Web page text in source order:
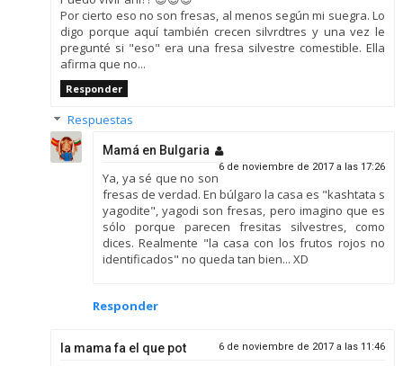
Por cierto eso no son fresas, al menos según mi suegra. Lo
digo porque aquí también crecen silvrdtres y una vez le
pregunté si "eso" era una fresa silvestre comestible. Ella
afirma que no...
Responder
Respuestas
Mamá en Bulgaria
6 de noviembre de 2017 a las 17:26
Ya, ya sé que no son
fresas de verdad. En búlgaro la casa es "kashtata s
yagodite", yagodi son fresas, pero imagino que es
sólo porque parecen fresitas silvestres, como
dices. Realmente "la casa con los frutos rojos no
identificados" no queda tan bien... XD
Responder
la mama fa el que pot 6 de noviembre de 2017 a las 11:46